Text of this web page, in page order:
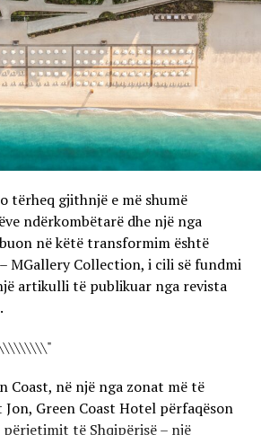
tërheq gjithnjë e më shumë
ndërkombëtarë dhe një nga
në këtë transformim është
MGallery Collection, i cili së fundmi
artikulli të publikuar nga revista
Coast, në një nga zonat më të
Green Coast Hotel përfaqëson
të Shqipërisë – një